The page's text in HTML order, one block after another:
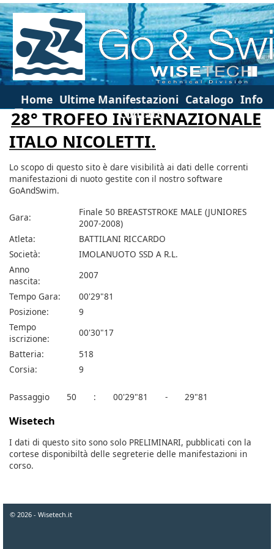
Home Ultime Manifestazioni Catalogo Info
Contatti
28° TROFEO INTERNAZIONALE
ITALO NICOLETTI.
Lo scopo di questo sito è dare visibilità ai dati delle correnti
manifestazioni di nuoto gestite con il nostro software
GoAndSwim.
Gara:
Finale 50 BREASTSTROKE MALE (JUNIORES
2007-2008)
Atleta:
BATTILANI RICCARDO
Società:
IMOLANUOTO SSD A R.L.
Anno
nascita:
2007
Tempo Gara:
00'29"81
Posizione:
9
Tempo
iscrizione:
00'30"17
Batteria:
518
Corsia:
9
Passaggio 50 : 00'29"81 - 29"81
Wisetech
I dati di questo sito sono solo PRELIMINARI, pubblicati con la
cortese disponibiltà delle segreterie delle manifestazioni in
corso.
© 2026 - Wisetech.it